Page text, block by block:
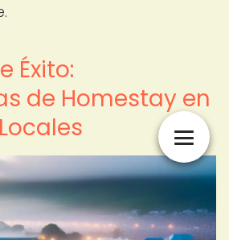
Éxito:
de Homestay en